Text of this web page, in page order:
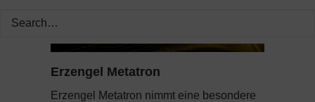
Erzengel Metatron
Erzengel Metatron nimmt eine besondere